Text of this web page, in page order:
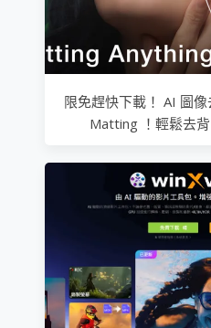
限免趕快下載！ AI 圖
Matting ！輕鬆去